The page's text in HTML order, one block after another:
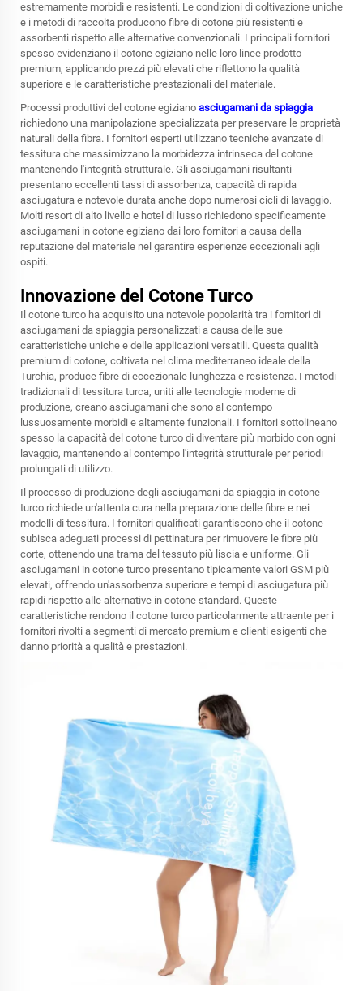
estremamente morbidi e resistenti. Le condizioni di coltivazione uniche
e i metodi di raccolta producono fibre di cotone più resistenti e
assorbenti rispetto alle alternative convenzionali. I principali fornitori
spesso evidenziano il cotone egiziano nelle loro linee prodotto
premium, applicando prezzi più elevati che riflettono la qualità
superiore e le caratteristiche prestazionali del materiale.
Processi produttivi del cotone egiziano asciugamani da spiaggia
richiedono una manipolazione specializzata per preservare le proprietà
naturali della fibra. I fornitori esperti utilizzano tecniche avanzate di
tessitura che massimizzano la morbidezza intrinseca del cotone
mantenendo l'integrità strutturale. Gli asciugamani risultanti
presentano eccellenti tassi di assorbenza, capacità di rapida
asciugatura e notevole durata anche dopo numerosi cicli di lavaggio.
Molti resort di alto livello e hotel di lusso richiedono specificamente
asciugamani in cotone egiziano dai loro fornitori a causa della
reputazione del materiale nel garantire esperienze eccezionali agli
ospiti.
Innovazione del Cotone Turco
Il cotone turco ha acquisito una notevole popolarità tra i fornitori di
asciugamani da spiaggia personalizzati a causa delle sue
caratteristiche uniche e delle applicazioni versatili. Questa qualità
premium di cotone, coltivata nel clima mediterraneo ideale della
Turchia, produce fibre di eccezionale lunghezza e resistenza. I metodi
tradizionali di tessitura turca, uniti alle tecnologie moderne di
produzione, creano asciugamani che sono al contempo
lussuosamente morbidi e altamente funzionali. I fornitori sottolineano
spesso la capacità del cotone turco di diventare più morbido con ogni
lavaggio, mantenendo al contempo l'integrità strutturale per periodi
prolungati di utilizzo.
Il processo di produzione degli asciugamani da spiaggia in cotone
turco richiede un'attenta cura nella preparazione delle fibre e nei
modelli di tessitura. I fornitori qualificati garantiscono che il cotone
subisca adeguati processi di pettinatura per rimuovere le fibre più
corte, ottenendo una trama del tessuto più liscia e uniforme. Gli
asciugamani in cotone turco presentano tipicamente valori GSM più
elevati, offrendo un'assorbenza superiore e tempi di asciugatura più
rapidi rispetto alle alternative in cotone standard. Queste
caratteristiche rendono il cotone turco particolarmente attraente per i
fornitori rivolti a segmenti di mercato premium e clienti esigenti che
danno priorità a qualità e prestazioni.